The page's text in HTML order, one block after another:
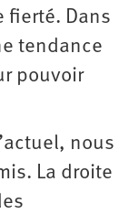
fierté. Dans
tendance
pouvoir
nous
La droite